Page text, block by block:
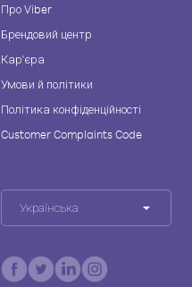
Про Viber
Брендовий центр
Кар'єра
Умови й політики
Політика конфіденційності
Customer Complaints Code
Українська